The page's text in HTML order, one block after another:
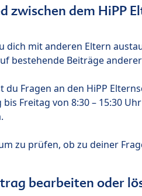
zwischen dem HiPP
dich mit anderen Eltern
bestehende Beiträge
Fragen an den HiPP
Freitag von 8:30 – 15:30
zu prüfen, ob zu deiner
bearbeiten oder